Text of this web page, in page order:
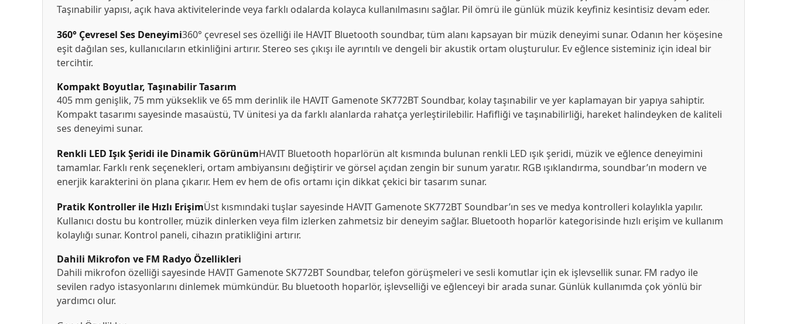
Taşınabilir yapısı, açık hava aktivitelerinde veya farklı odalarda kolayca kullanılmasını sağlar. Pil ömrü ile günlük müzik keyfiniz kesintisiz devam eder.
360° Çevresel Ses Deneyimi360° çevresel ses özelliği ile HAVIT Bluetooth soundbar, tüm alanı kapsayan bir müzik deneyimi sunar. Odanın her köşesine
eşit dağılan ses, kullanıcıların etkinliğini artırır. Stereo ses çıkışı ile ayrıntılı ve dengeli bir akustik ortam oluşturulur. Ev eğlence sisteminiz için ideal bir
tercihtir.
Kompakt Boyutlar, Taşınabilir Tasarım
405 mm genişlik, 75 mm yükseklik ve 65 mm derinlik ile HAVIT Gamenote SK772BT Soundbar, kolay taşınabilir ve yer kaplamayan bir yapıya sahiptir.
Kompakt tasarımı sayesinde masaüstü, TV ünitesi ya da farklı alanlarda rahatça yerleştirilebilir. Hafifliği ve taşınabilirliği, hareket halindeyken de kaliteli
ses deneyimi sunar.
Renkli LED Işık Şeridi ile Dinamik GörünümHAVIT Bluetooth hoparlörün alt kısmında bulunan renkli LED ışık şeridi, müzik ve eğlence deneyimini
tamamlar. Farklı renk seçenekleri, ortam ambiyansını değiştirir ve görsel açıdan zengin bir sunum yaratır. RGB ışıklandırma, soundbar’ın modern ve
enerjik karakterini ön plana çıkarır. Hem ev hem de ofis ortamı için dikkat çekici bir tasarım sunar.
Pratik Kontroller ile Hızlı ErişimÜst kısmındaki tuşlar sayesinde HAVIT Gamenote SK772BT Soundbar’ın ses ve medya kontrolleri kolaylıkla yapılır.
Kullanıcı dostu bu kontroller, müzik dinlerken veya film izlerken zahmetsiz bir deneyim sağlar. Bluetooth hoparlör kategorisinde hızlı erişim ve kullanım
kolaylığı sunar. Kontrol paneli, cihazın pratikliğini artırır.
Dahili Mikrofon ve FM Radyo Özellikleri
Dahili mikrofon özelliği sayesinde HAVIT Gamenote SK772BT Soundbar, telefon görüşmeleri ve sesli komutlar için ek işlevsellik sunar. FM radyo ile
sevilen radyo istasyonlarını dinlemek mümkündür. Bu bluetooth hoparlör, işlevselliği ve eğlenceyi bir arada sunar. Günlük kullanımda çok yönlü bir
yardımcı olur.